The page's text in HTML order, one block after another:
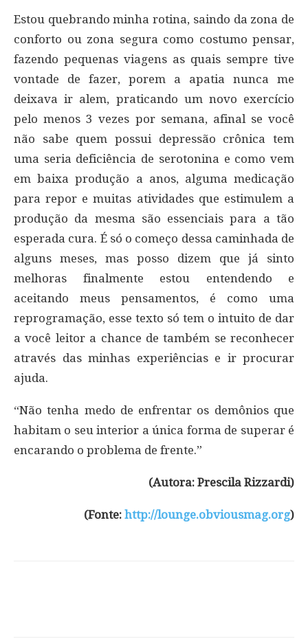
Estou quebrando minha rotina, saindo da zona de
conforto ou zona segura como costumo pensar,
fazendo pequenas viagens as quais sempre tive
vontade de fazer, porem a apatia nunca me
deixava ir alem, praticando um novo exercício
pelo menos 3 vezes por semana, afinal se você
não sabe quem possui depressão crônica tem
uma seria deficiência de serotonina e como vem
em baixa produção a anos, alguma medicação
para repor e muitas atividades que estimulem a
produção da mesma são essenciais para a tão
esperada cura. É só o começo dessa caminhada de
alguns meses, mas posso dizem que já sinto
melhoras finalmente estou entendendo e
aceitando meus pensamentos, é como uma
reprogramação, esse texto só tem o intuito de dar
a você leitor a chance de também se reconhecer
através das minhas experiências e ir procurar
ajuda.
“Não tenha medo de enfrentar os demônios que
habitam o seu interior a única forma de superar é
encarando o problema de frente.”
(Autora: Prescila Rizzardi)
(Fonte: http://lounge.obviousmag.org)